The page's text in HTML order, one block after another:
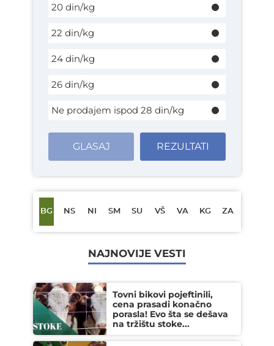
20 din/kg
22 din/kg
24 din/kg
26 din/kg
Ne prodajem ispod 28 din/kg
GLASAJ REZULTATI
BG NS NI SM SU VŠ VA KG ZA
NAJNOVIJE VESTI
Tovni bikovi pojeftinili,
cena prasadi konačno
porasla! Evo šta se dešava
na tržištu stoke...